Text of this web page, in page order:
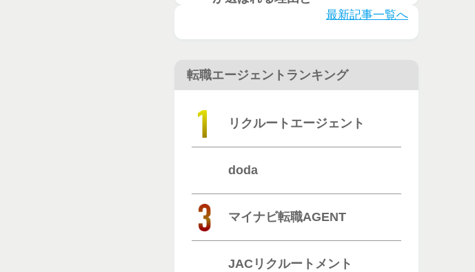
口コミを徹底
最新記事一覧へ
転職エージェントランキング
リクルートエージェント
doda
マイナビ転職AGENT
JACリクルートメント